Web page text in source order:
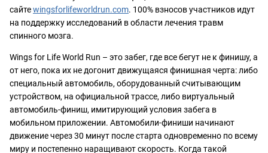
сайтеwingsforlifeworldrun.com. 100% взносов участников идут
на поддержку исследований в области лечения травм
спинного мозга.
Wings for Life World Run – это забег, где все бегут не к финишу, а
от него, пока их не догонит движущаяся финишная черта: либо
специальный автомобиль, оборудованный считывающим
устройством, на официальной трассе, либо виртуальный
автомобиль-финиш, имитирующий условия забега в
мобильном приложении. Автомобили-финиши начинают
движение через 30 минут после старта одновременно по всему
миру и постепенно наращивают скорость. Когда такой